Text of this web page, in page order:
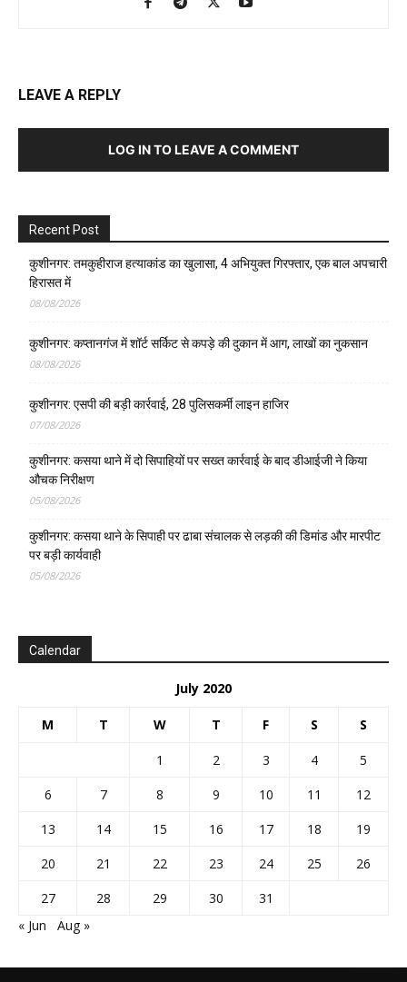
LEAVE A REPLY
LOG IN TO LEAVE A COMMENT
Recent Post
कुशीनगर: तमकुहीराज हत्याकांड का खुलासा, 4 अभियुक्त गिरफ्तार, एक बाल अपचारी
हिरासत में
08/08/2026
कुशीनगर: कप्तानगंज में शॉर्ट सर्किट से कपड़े की दुकान में आग, लाखों का नुकसान
08/08/2026
कुशीनगर: एसपी की बड़ी कार्रवाई, 28 पुलिसकर्मी लाइन हाजिर
07/08/2026
कुशीनगर: कसया थाने में दो सिपाहियों पर सख्त कार्रवाई के बाद डीआईजी ने किया
औचक निरीक्षण
05/08/2026
कुशीनगर: कसया थाने के सिपाही पर ढाबा संचालक से लड़की की डिमांड और मारपीट
पर बड़ी कार्यवाही
05/08/2026
Calendar
July 2020
M T W T F S S
1 2 3 4
5
6
7 8 9 10 11
12
13
14 15 16 17 18
19
20
21 22 23 24 25
26
27
28 29 30
31
« Jun
Aug »